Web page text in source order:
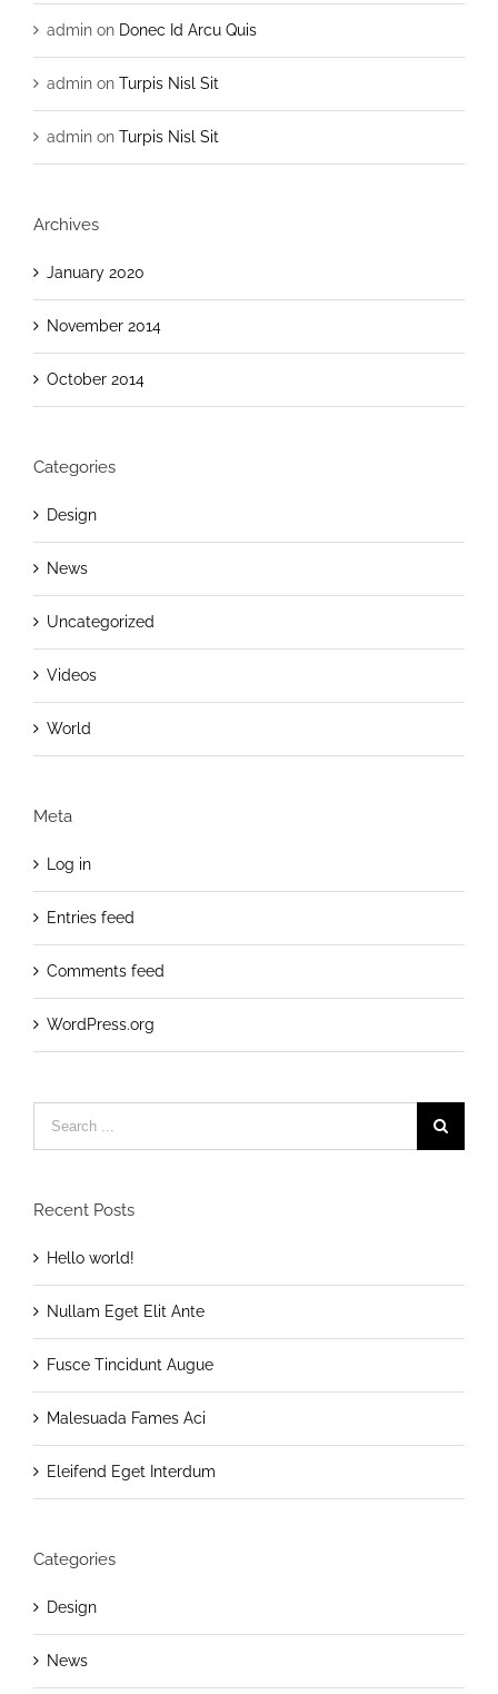
admin on Donec Id Arcu Quis
admin on Turpis Nisl Sit
admin on Turpis Nisl Sit
Archives
January 2020
November 2014
October 2014
Categories
Design
News
Uncategorized
Videos
World
Meta
Log in
Entries feed
Comments feed
WordPress.org
for:
Recent Posts
Hello world!
Nullam Eget Elit Ante
Fusce Tincidunt Augue
Malesuada Fames Aci
Eleifend Eget Interdum
Categories
Design
News